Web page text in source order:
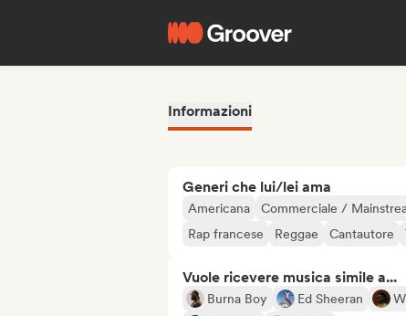
Informazioni
Generi che lui/lei ama
Americana Commerciale /
Rap francese
Reggae Cantautore
Vuole ricevere musica simile a...
Burna Boy Ed Sheeran